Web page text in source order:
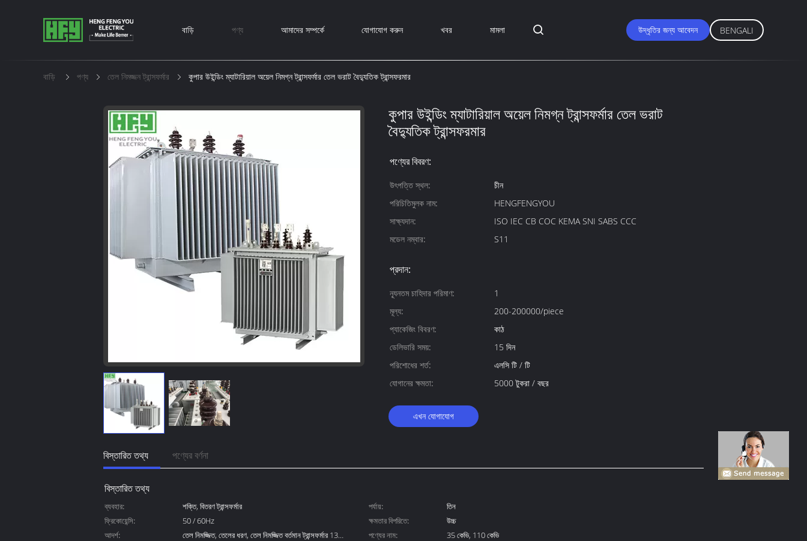
বাড়ি পণ্য আমাদের সম্পর্কে যোগাযোগ করুন খবর মামলা উদ্ধৃতির জন্য আবেদন BENGALI
বাড়ি পণ্য তেল নিমজ্জন ট্রান্সফর্মার কুপার উইন্ডিং ম্যাটারিয়াল অয়েল নিমগ্ন ট্রান্সফর্মার তেল ভরাট বৈদ্যুতিক ট্রান্সফরমার
কুপার উইন্ডিং ম্যাটারিয়াল অয়েল নিমগ্ন ট্রান্সফর্মার তেল ভরাট
বৈদ্যুতিক ট্রান্সফরমার
পণ্যের বিবরণ:
উৎপত্তি স্থল:
চীন
পরিচিতিমুলক নাম:
HENGFENGYOU
সাক্ষ্যদান:
ISO IEC CB COC KEMA SNI SABS CCC
মডেল নম্বার:
S11
প্রদান:
ন্যূনতম চাহিদার পরিমাণ:
1
মূল্য:
200-200000/piece
প্যাকেজিং বিবরণ:
কাঠ
ডেলিভারি সময়:
15 দিন
পরিশোধের শর্ত:
এলসি টি / টি
যোগানের ক্ষমতা:
5000 টুকরা / বছর
এখন যোগাযোগ
বিস্তারিত তথ্য পণ্যের বর্ণনা
বিস্তারিত তথ্য
ব্যবহার: শক্তি, বিতরণ ট্রান্সফর্মার পর্যায়:
তিন
ফ্রিকোয়েন্সি:
50 / 60Hz ক্ষমতার বিপরিতে:
উচ্চ
আদর্শ:
তেল নিমজ্জিত, তেলের ধরণ, তেল নিমজ্জিত বর্তমান ট্রান্সফর্মার 132
পণ্যের নাম:
35 কেভি, 110 কেভি